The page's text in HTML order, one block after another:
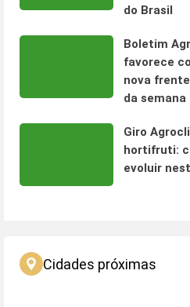
do Brasil
Boletim
favorece
nova
da semana
Giro
hortifruti:
evoluir
Cidades próximas